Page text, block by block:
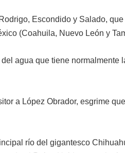
Escondido y Salado,
(Coahuila, Nuevo León y
agua que tiene normalmente
a López Obrador, esgrime
río del gigantesco